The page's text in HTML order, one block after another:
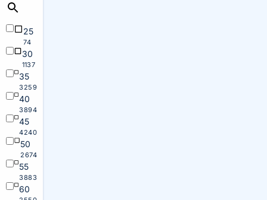
25
74
30
1137
35
3259
40
3894
45
4240
50
2674
55
3883
60